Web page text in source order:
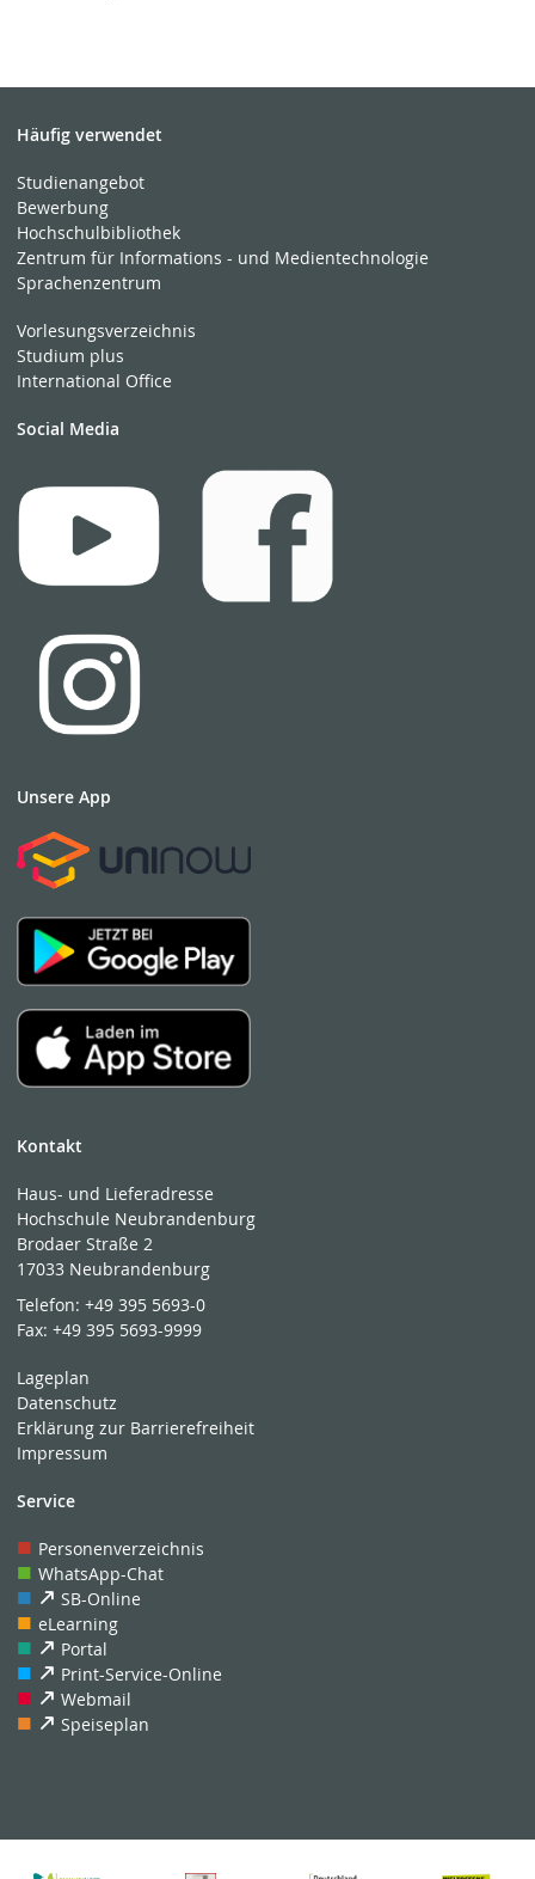
Häufig verwendet
Studienangebot
Bewerbung
Hochschulbibliothek
Zentrum für Informations - und Medientechnologie
Sprachenzentrum
Vorlesungsverzeichnis
Studium plus
International Office
Social Media
Unsere App
Kontakt
Haus- und Lieferadresse
Hochschule Neubrandenburg
Brodaer Straße 2
17033 Neubrandenburg
Telefon:+49 395 5693-0
Fax:+49 395 5693-9999
Lageplan
Datenschutz
Erklärung zur Barrierefreiheit
Impressum
Service
Personenverzeichnis
WhatsApp-Chat
SB-Online
eLearning
Portal
Print-Service-Online
Webmail
Speiseplan